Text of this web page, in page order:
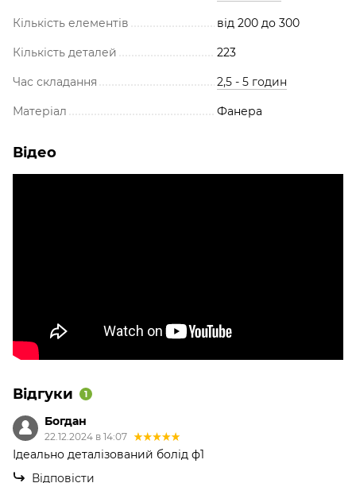
Кількість елементів від 200 до 300
Кількість деталей 223
Час складання 2,5 - 5 годин
Матеріал Фанера
Відео
Відгуки 1
Богдан
22.12.2024 в 14:07
Ідеально деталізований болід ф1
Відповісти